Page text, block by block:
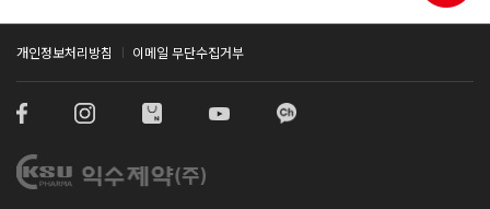
개인정보처리방침 이메일 무단수집거부